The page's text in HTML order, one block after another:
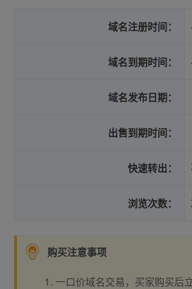
域名注册时间：
域名到期时间：
域名发布日期：
出售到期时间：
快速转出：
浏览次数：
购买注意事项
一口价域名交易，买家购买后